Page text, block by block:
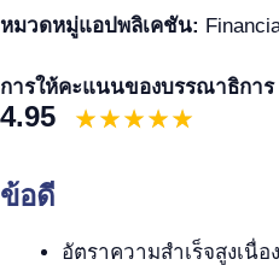
หมวดหมู่แอปพลิเคชัน:
การให้คะแนนของบรรณาธิการ
4.95
ข้อดี
อัตราความสำเร็จสูงเนื่